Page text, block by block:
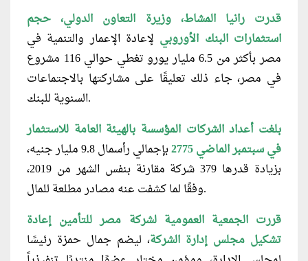
قدرت رانيا المشاط، وزيرة التعاون الدولي، حجم
استثمارات البنك الأوروبي لإعادة الإعمار والتنمية في
مصر بأكثر من 6.5 مليار يورو تغطي حوالي 116 مشروع
في مصر، جاء ذلك تعليقًا على مشاركتها بالاجتماعات
السنوية للبنك.
بلغت أعداد الشركات المؤسسة بالهيئة العامة للاستثمار
في سبتمبر الماضي 2775
بإجمالي رأسمال 9.8 مليار جنيه،
بزيادة قدرها 379 شركة مقارنة بنفس الشهر من 2019،
وفقًا لما كشفت عنه مصادر مطلعة للمال.
قررت الجمعية العمومية لشركة مصر للتأمين إعادة
تشكيل مجلس إدارة الشركة، ليضم جمال حمزة رئيسًا